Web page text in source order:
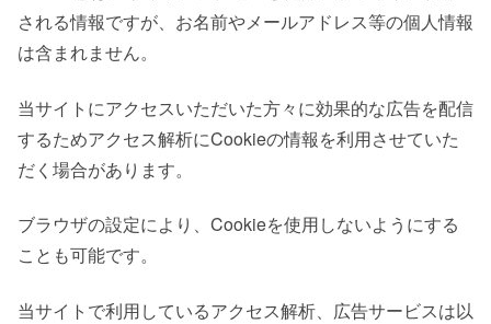
される情報ですが、お名前やメールアドレス等の個人情報
は含まれません。
当サイトにアクセスいただいた方々に効果的な広告を配信
するためアクセス解析にCookieの情報を利用させていた
だく場合があります。
ブラウザの設定により、Cookieを使用しないようにする
ことも可能です。
当サイトで利用しているアクセス解析、広告サービスは以